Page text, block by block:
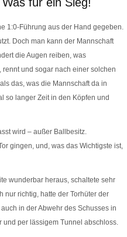
1:0-Führung aus der Hand gegeben.
Doch man kann der Mannschaft
die Augen reiben, was
und sogar nach einer solchen
das, was die Mannschaft da in
so langer Zeit in den Köpfen und
wird – außer Ballbesitz.
gingen, und, was das Wichtigste ist,
wunderbar heraus, schaltete sehr
nur richtig, hatte der Torhüter der
in der Abwehr des Schusses in
per lässigem Tunnel abschloss.